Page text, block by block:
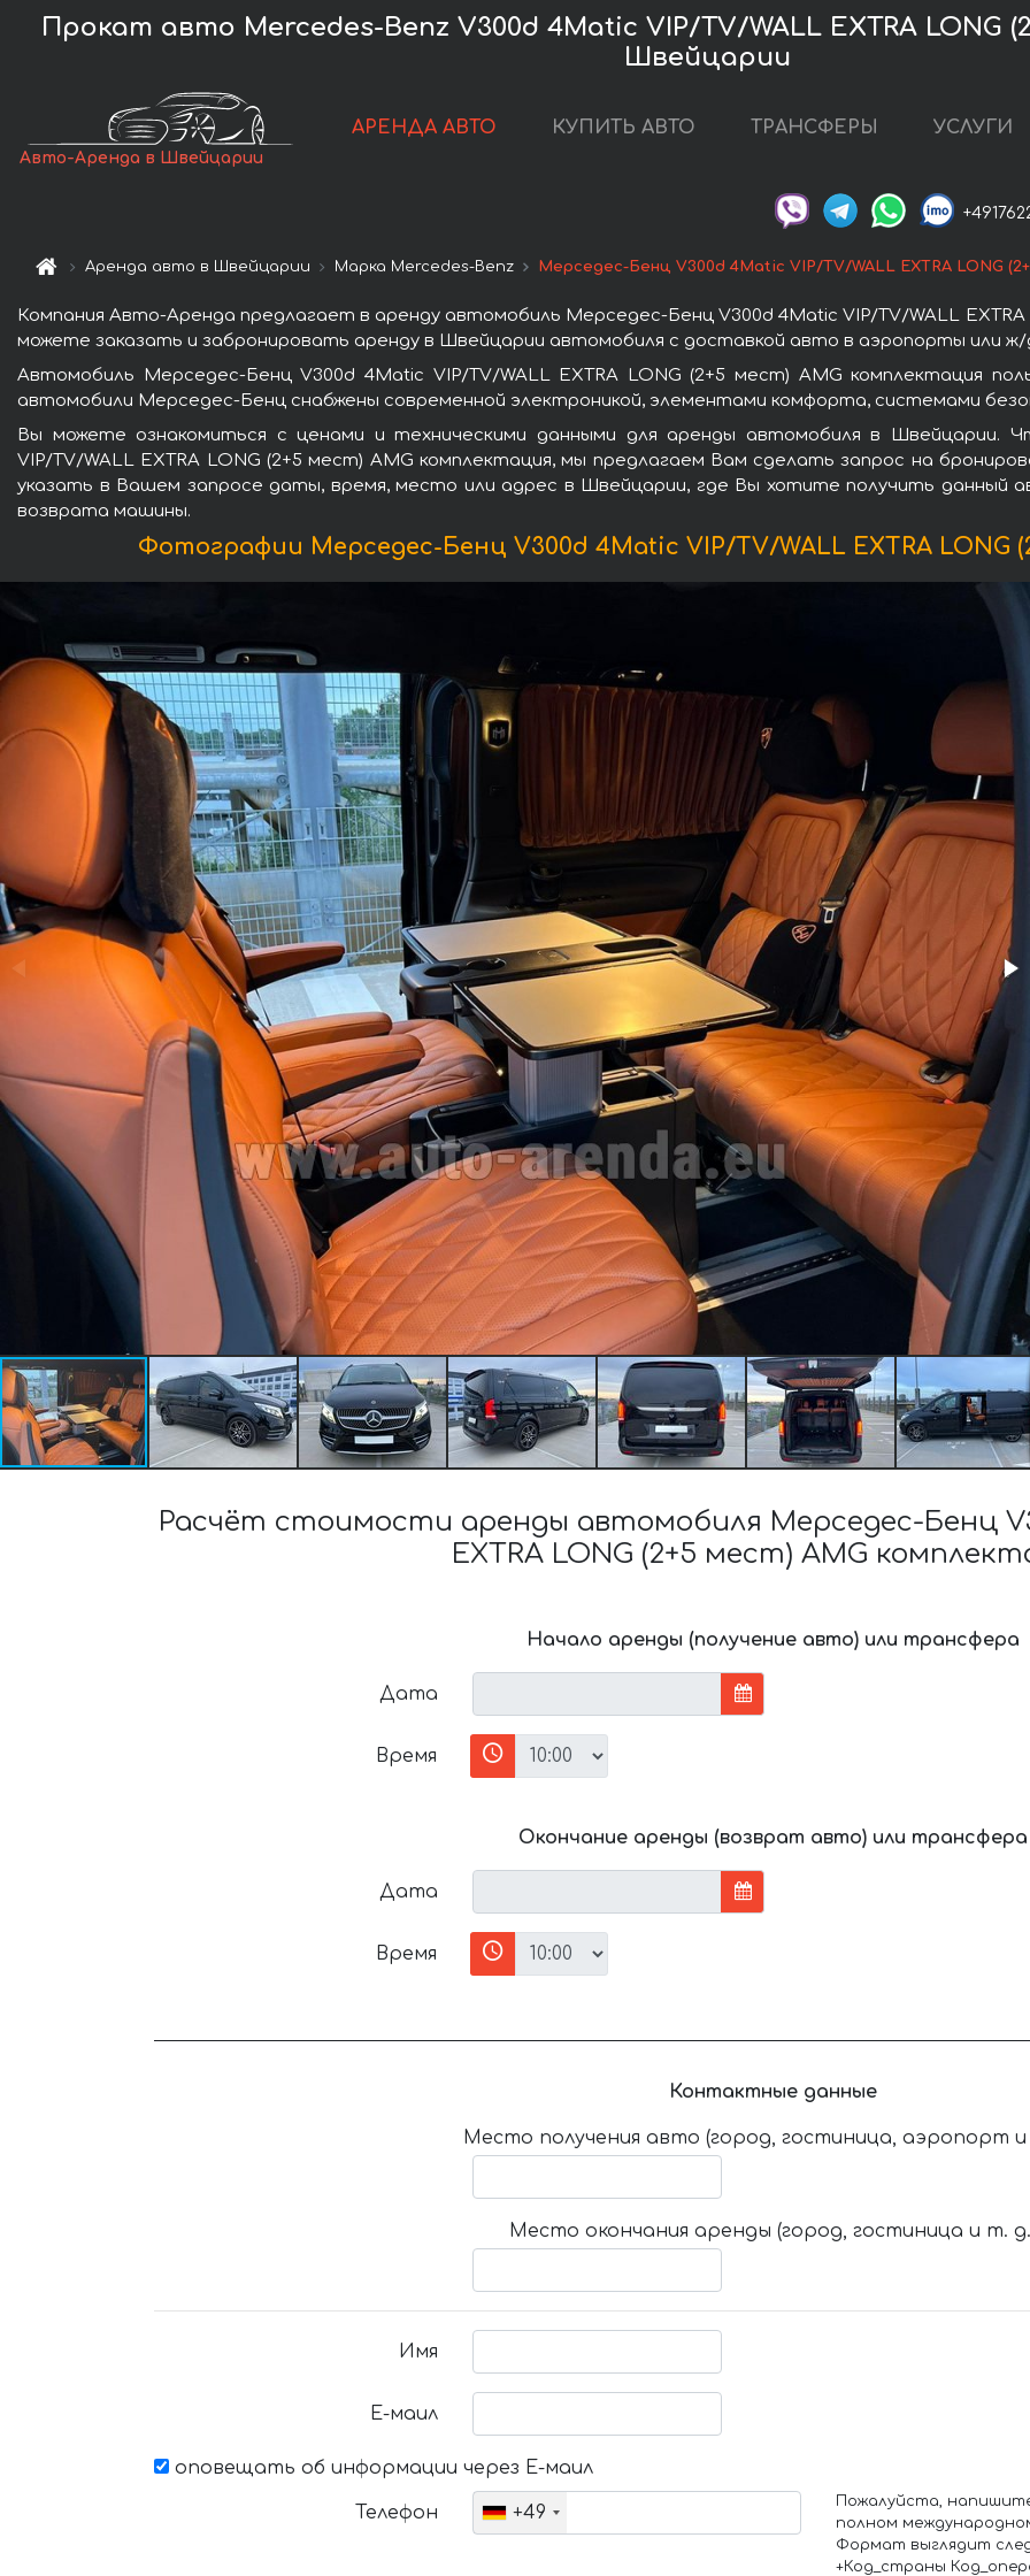
Прокат авто Mercedes-Benz V300d 4Matic VIP/TV/WALL EXTRA LONG
Швейцарии
Авто-Аренда в Швейцарии
АРЕНДА АВТО КУПИТЬ АВТО ТРАНСФЕРЫ УСЛУГИ
Аренда авто в Швейцарии Марка Mercedes-Benz Мерседес-Бенц V300d 4Matic VIP/TV/WALL EXTRA LONG
Компания Авто-Аренда предлагает в аренду автомобиль Мерседес-Бенц V300d 4Matic VIP/TV/WALL
можете заказать и забронировать аренду в Швейцарии автомобиля с доставкой авто в аэропорты или ж/
Автомобиль Мерседес-Бенц V300d 4Matic VIP/TV/WALL EXTRA LONG (2+5 мест) AMG комплектация
автомобили Мерседес-Бенц снабжены современной электроникой, элементами комфорта, системами
Вы можете ознакомиться с ценами и техническими данными для аренды автомобиля в Швейцарии.
VIP/TV/WALL EXTRA LONG (2+5 мест) AMG комплектация, мы предлагаем Вам сделать запрос на
указать в Вашем запросе даты, время, место или адрес в Швейцарии, где Вы хотите получить данный
возврата машины.
Фотографии Мерседес-Бенц V300d 4Matic VIP/TV/WALL EXTRA LONG
Расчёт стоимости аренды автомобиля Мерседес-Бенц
EXTRA LONG (2+5 мест) AMG
Начало аренды (получение авто) или трансфера
Дата
Время
Окончание аренды (возврат авто) или трансфера
Дата
Время
Контактные данные
Место получения авто (город, гостиница, аэропорт и
Место окончания аренды (город, гостиница и т.
Имя
Е-маил
оповещать об информации через Е-маил
Телефон +49
Пожалуйста,
полном
Формат выглядит
+Код_страны